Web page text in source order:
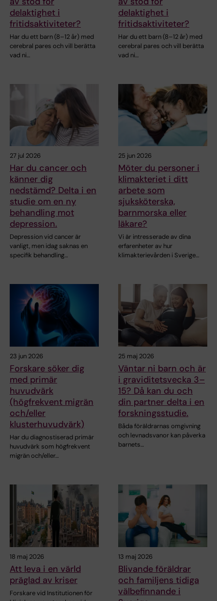
delaktighet i
fritidsaktiviteter?
Har du ett barn (8–12 år) med
cerebral pares och vill berätta
vad ni…
delaktighet i
fritidsaktiviteter?
Har du ett barn (8–12 år) med
cerebral pares och vill berätta
vad ni…
27 jul 2026
Har du cancer och
känner dig
nedstämd? Delta i en
studie om en ny
behandling mot
depression.
Depression vid cancer är
vanligt, men idag saknas en
specifik behandling…
25 jun 2026
Möter du personer i
klimakteriet i ditt
arbete som
sjuksköterska,
barnmorska eller
läkare?
Vi är intresserade av dina
erfarenheter av hur
klimakterievården i Sverige…
23 jun 2026
Forskare söker dig
med primär
huvudvärk
(högfrekvent migrän
och/eller
klusterhuvudvärk)
Har du diagnostiserad primär
huvudvärk som högfrekvent
migrän och/eller…
25 maj 2026
Väntar ni barn och är
i graviditetsvecka 3–
15? Då kan du och
din partner delta i en
forskningsstudie.
Båda föräldrarnas omgivning
och levnadsvanor kan påverka
barnets…
18 maj 2026
Att leva i en värld
präglad av kriser
Forskare vid Institutionen för
13 maj 2026
Blivande föräldrar
och familjens tidiga
välbefinnande i